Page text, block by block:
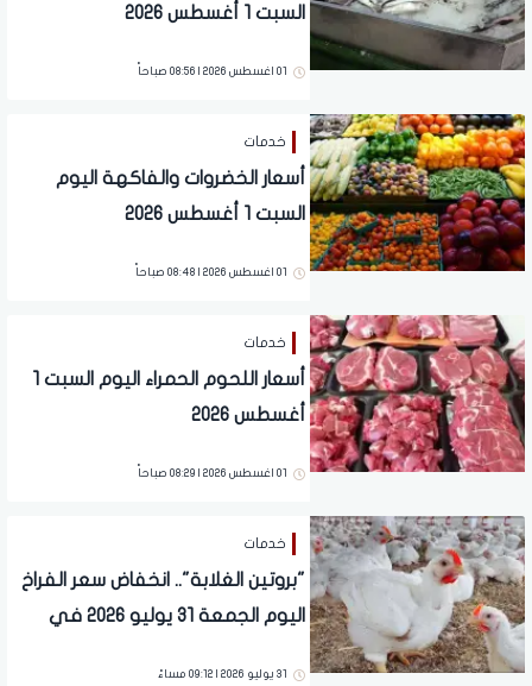
السبت 1 أغسطس 2026
01 اغسطس 2026 | 08:56 صباحاً
خدمات
أسعار الخضروات والفاكهة اليوم
السبت 1 أغسطس 2026
01 اغسطس 2026 | 08:48 صباحاً
خدمات
أسعار اللحوم الحمراء اليوم السبت 1
أغسطس 2026
01 اغسطس 2026 | 08:29 صباحاً
خدمات
"بروتين الغلابة".. انخفاض سعر الفراخ
اليوم الجمعة 31 يوليو 2026 في
31 يوليو 2026 | 09:12 مساءً